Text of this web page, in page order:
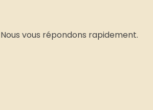
Nous vous répondons rapidement.